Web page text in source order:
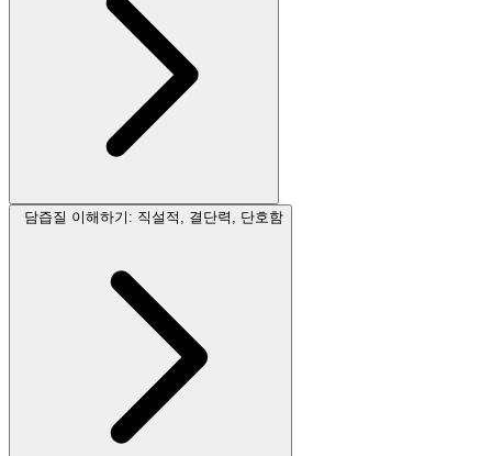
담즙질 이해하기: 직설적, 결단력, 단호함